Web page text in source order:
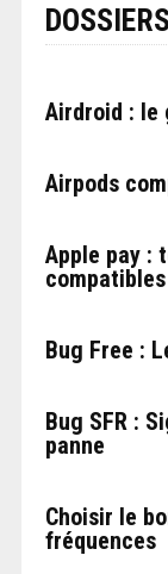
DOSSIERS
Airdroid : le
Airpods
Apple pay :
compatibles
Bug Free :
Bug SFR :
panne
Choisir le
fréquences